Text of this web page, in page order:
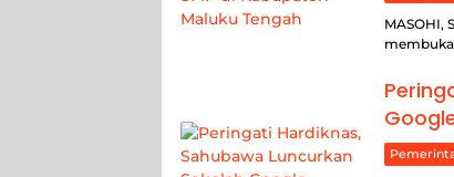
MASOHI,
membuka